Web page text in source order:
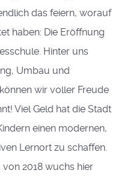
das feiern, worauf
haben: Die Eröffnung
Hinter uns
Umbau und
wir voller Freude
Viel Geld hat die Stadt
einen modernen,
Lernort zu schaffen.
2018 wuchs hier